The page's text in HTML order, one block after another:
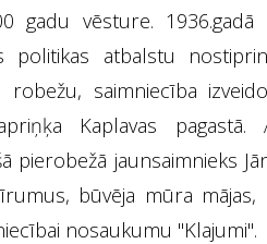
gadu vēsture. 1936.gadā
politikas atbalstu
robežu, saimniecība
Kaplavas pagastā.
pierobežā jaunsaimnieks
būvēja mūra mājas,
nosaukumu "Klajumi".